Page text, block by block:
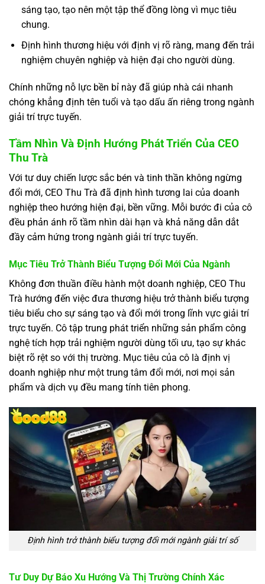
sáng tạo, tạo nên một tập thể đồng lòng vì mục tiêu
chung.
Định hình thương hiệu với định vị rõ ràng, mang đến trải
nghiệm chuyên nghiệp và hiện đại cho người dùng.
Chính những nỗ lực bền bỉ này đã giúp nhà cái nhanh
chóng khẳng định tên tuổi và tạo dấu ấn riêng trong ngành
giải trí trực tuyến.
Tầm Nhìn Và Định Hướng Phát Triển Của CEO
Thu Trà
Với tư duy chiến lược sắc bén và tinh thần không ngừng
đổi mới, CEO Thu Trà đã định hình tương lai của doanh
nghiệp theo hướng hiện đại, bền vững. Mỗi bước đi của cô
đều phản ánh rõ tầm nhìn dài hạn và khả năng dẫn dắt
đầy cảm hứng trong ngành giải trí trực tuyến.
Mục Tiêu Trở Thành Biểu Tượng Đổi Mới Của Ngành
Không đơn thuần điều hành một doanh nghiệp, CEO Thu
Trà hướng đến việc đưa thương hiệu trở thành biểu tượng
tiêu biểu cho sự sáng tạo và đổi mới trong lĩnh vực giải trí
trực tuyến. Cô tập trung phát triển những sản phẩm công
nghệ tích hợp trải nghiệm người dùng tối ưu, tạo sự khác
biệt rõ rệt so với thị trường. Mục tiêu của cô là định vị
doanh nghiệp như một trung tâm đổi mới, nơi mọi sản
phẩm và dịch vụ đều mang tính tiên phong.
Định hình trở thành biểu tượng đổi mới ngành giải trí số
Tư Duy Dự Báo Xu Hướng Và Thị Trường Chính Xác